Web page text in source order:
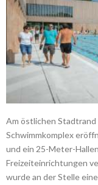
Am östlichen
Schwimmkomplex
und ein 25-Meter-
Freizeiteinrichtungen
wurde an der Stelle